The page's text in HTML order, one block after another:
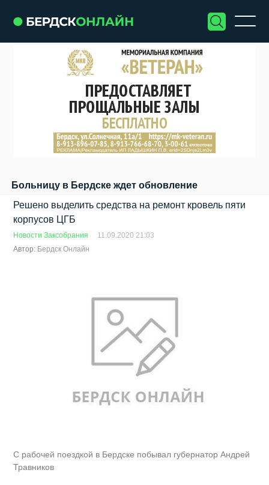
Больницу в Бердске ждет обновление
Решено выделить средства на ремонт кровель пяти
корпусов ЦГБ
Новости Заксобрания
11.09.2020 21:03
Автор: Бердск Онлайн
С рабочей поездкой в Бердске побывал губернатор Андрей
Травников